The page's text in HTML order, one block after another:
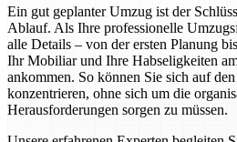
Ein gut geplanter Umzug ist der
Ablauf. Als Ihre professionelle
alle Details – von der ersten Planung
Ihr Mobiliar und Ihre Habseligkeiten
ankommen. So können Sie sich auf
konzentrieren, ohne sich um die
Herausforderungen sorgen zu müssen.